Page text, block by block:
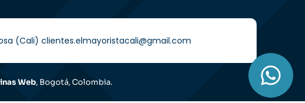
(Cali) clientes.elmayoristacali@gmail.com
Web, Bogotá, Colombia.